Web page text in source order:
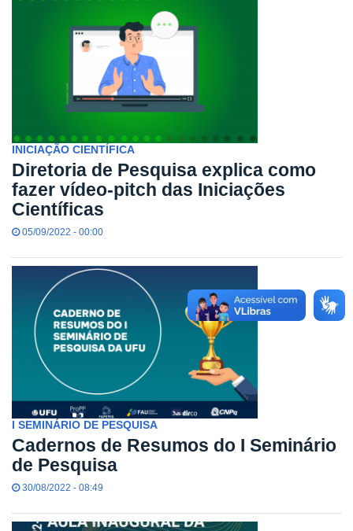
INICIAÇÃO CIENTÍFICA
Diretoria de Pesquisa explica como
fazer vídeo-pitch das Iniciações
Científicas
05/09/2022 - 00:00
I SEMINÁRIO DE PESQUISA
Cadernos de Resumos do I Seminário
de Pesquisa
30/08/2022 - 08:49